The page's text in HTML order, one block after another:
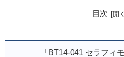
目次
「BT14-041 セラフィ